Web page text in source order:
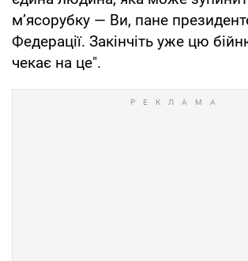
м’ясорубку — Ви, пане
Федерації. Закінчіть уже цю
чекає на це".